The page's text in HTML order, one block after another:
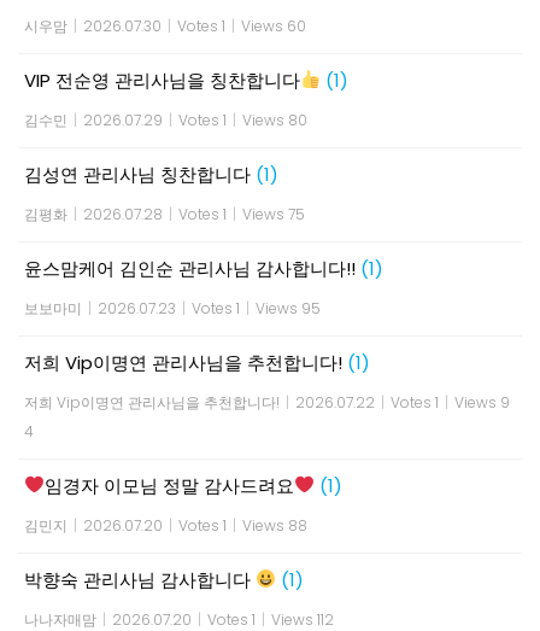
시우맘 | 2026.07.30 | Votes 1 | Views 60
VIP 전순영 관리사님을 칭찬합니다 (1)
김수민 | 2026.07.29 | Votes 1 | Views 80
김성연 관리사님 칭찬합니다 (1)
김평화 | 2026.07.28 | Votes 1 | Views 75
윤스맘케어 김인순 관리사님 감사합니다!! (1)
보보마미 | 2026.07.23 | Votes 1 | Views 95
저희 Vip이명연 관리사님을 추천합니다! (1)
저희 Vip이명연 관리사님을 추천합니다! | 2026.07.22 | Votes 1 | Views 9
4
임경자 이모님 정말 감사드려요 (1)
김민지 | 2026.07.20 | Votes 1 | Views 88
박향숙 관리사님 감사합니다 (1)
나나자매맘 | 2026.07.20 | Votes 1 | Views 112